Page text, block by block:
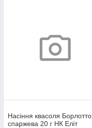
Насіння квасоля Борлотто
спаржева 20 г НК Еліт